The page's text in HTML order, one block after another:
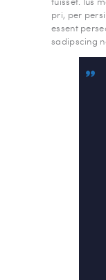
pri, per
essent
sadipscing